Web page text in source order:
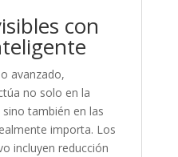
con
avanzado,
no solo en la
también en las
importa. Los
incluyen reducción